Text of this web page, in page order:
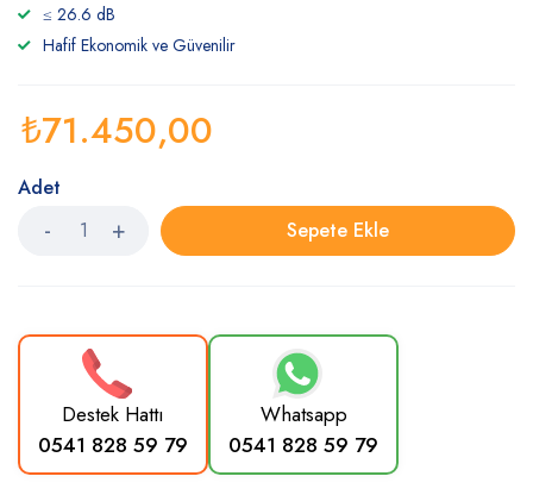
≤ 26.6 dB
Hafif Ekonomik ve Güvenilir
₺71.450,00
Adet
Sepete Ekle
Destek Hattı
0541 828 59 79
Whatsapp
0541 828 59 79